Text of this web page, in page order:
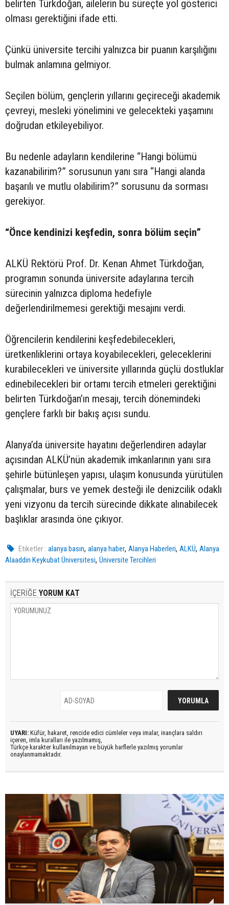
belirten Türkdoğan, ailelerin bu süreçte yol gösterici
olması gerektiğini ifade etti.
Çünkü üniversite tercihi yalnızca bir puanın karşılığını
bulmak anlamına gelmiyor.
Seçilen bölüm, gençlerin yıllarını geçireceği akademik
çevreyi, mesleki yönelimini ve gelecekteki yaşamını
doğrudan etkileyebiliyor.
Bu nedenle adayların kendilerine “Hangi bölümü
kazanabilirim?” sorusunun yanı sıra “Hangi alanda
başarılı ve mutlu olabilirim?” sorusunu da sorması
gerekiyor.
“Önce kendinizi keşfedin, sonra bölüm seçin”
ALKÜ Rektörü Prof. Dr. Kenan Ahmet Türkdoğan,
programın sonunda üniversite adaylarına tercih
sürecinin yalnızca diploma hedefiyle
değerlendirilmemesi gerektiği mesajını verdi.
Öğrencilerin kendilerini keşfedebilecekleri,
üretkenliklerini ortaya koyabilecekleri, geleceklerini
kurabilecekleri ve üniversite yıllarında güçlü dostluklar
edinebilecekleri bir ortamı tercih etmeleri gerektiğini
belirten Türkdoğan’ın mesajı, tercih dönemindeki
gençlere farklı bir bakış açısı sundu.
Alanya’da üniversite hayatını değerlendiren adaylar
açısından ALKÜ’nün akademik imkanlarının yanı sıra
şehirle bütünleşen yapısı, ulaşım konusunda yürütülen
çalışmalar, burs ve yemek desteği ile denizcilik odaklı
yeni vizyonu da tercih sürecinde dikkate alınabilecek
başlıklar arasında öne çıkıyor.
Etiketler : alanya basın,alanya haber,Alanya Haberleri,ALKÜ,Alanya
Alaaddin Keykubat Üniversitesi, Üniversite Tercihleri
İÇERİĞE YORUM KAT
UYARI: Küfür, hakaret, rencide edici cümleler veya imalar, inançlara saldırı
içeren, imla kuralları ile yazılmamış,
Türkçe karakter kullanılmayan ve büyük harflerle yazılmış yorumlar
onaylanmamaktadır.